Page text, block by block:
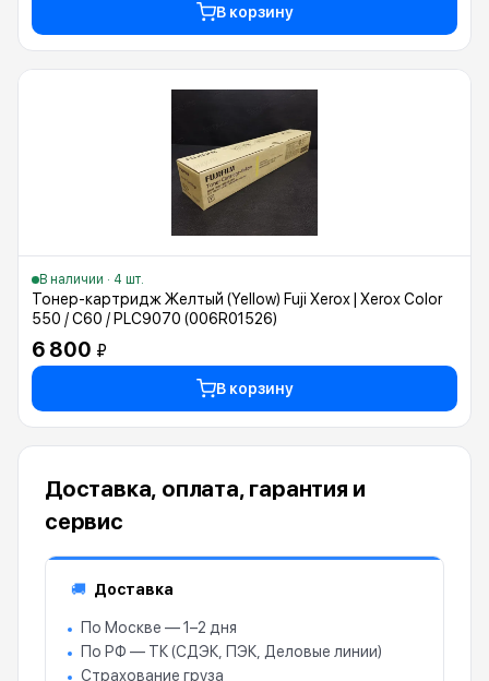
В корзину
В наличии · 4 шт.
Тонер-картридж Желтый (Yellow) Fuji Xerox | Xerox Color
550 / C60 / PLC9070 (006R01526)
6 800 ₽
В корзину
Доставка, оплата, гарантия и
сервис
🚚 Доставка
По Москве — 1–2 дня
По РФ — ТК (СДЭК, ПЭК, Деловые линии)
Страхование груза